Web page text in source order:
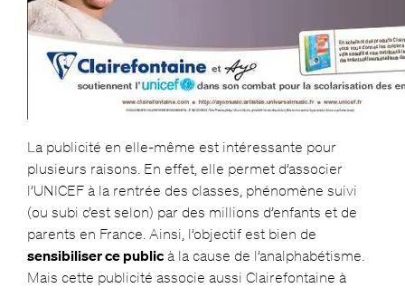
La publicité en elle-même est intéressante pour
plusieurs raisons. En effet, elle permet d’associer
l’UNICEF à la rentrée des classes, phénomène suivi
(ou subi c’est selon) par des millions d’enfants et de
parents en France. Ainsi, l’objectif est bien de
sensibiliser ce publicà la cause de l’analphabétisme.
Mais cette publicité associe aussi Clairefontaine à